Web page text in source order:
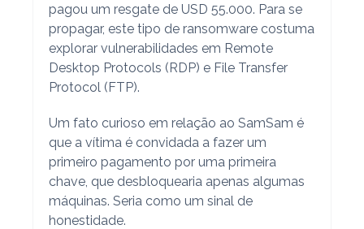
pagou um resgate de USD 55.000. Para se
propagar, este tipo de ransomware costuma
explorar vulnerabilidades em Remote
Desktop Protocols (RDP) e File Transfer
Protocol (FTP).
Um fato curioso em relação ao SamSam é
que a vítima é convidada a fazer um
primeiro pagamento por uma primeira
chave, que desbloquearia apenas algumas
máquinas. Seria como um sinal de
honestidade.